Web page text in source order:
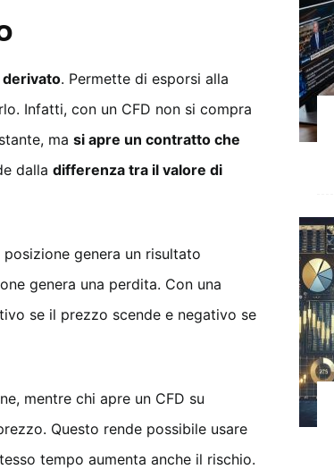
. Permette di esporsi alla
Infatti, con un CFD non si compra
ma si apre un contratto che
dalla differenza tra il valore di
genera un risultato
genera una perdita. Con una
se il prezzo scende e negativo se
mentre chi apre un CFD su
Questo rende possibile usare
tempo aumenta anche il rischio.